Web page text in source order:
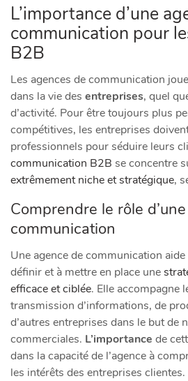
L’importance d’une
communication pour
B2B
Les agences de communication
dans la vie des entreprises, quel
d’activité. Pour être toujours plus
compétitives, les entreprises
professionnels pour séduire leurs
communication B2B se concentre
extrêmement niche et stratégique,
Comprendre le rôle
communication
Une agence de communication
définir et à mettre en place une
efficace et ciblée. Elle accompagne
transmission d’informations, de
d’autres entreprises dans le but de
commerciales. L’importance de
dans la capacité de l’agence à
les intérêts des entreprises clientes.